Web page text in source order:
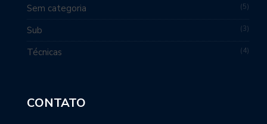
Sem categoria 5
Sub 3
Técnicas 4
CONTATO